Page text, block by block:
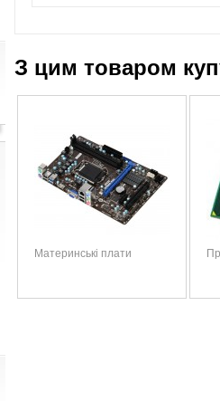
З цим товаром
Материнські плати